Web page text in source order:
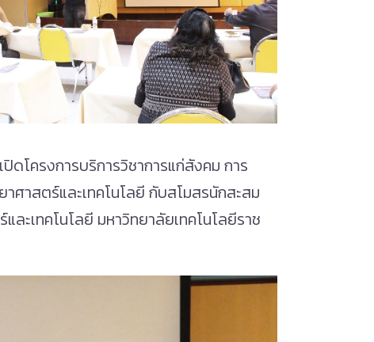
โครงการบริการวิชาการแก่สังคม การ
ศาสตร์และเทคโนโลยี กับสโมสรนักสะสม
เทคโนโลยี มหาวิทยาลัยเทคโนโลยีราช